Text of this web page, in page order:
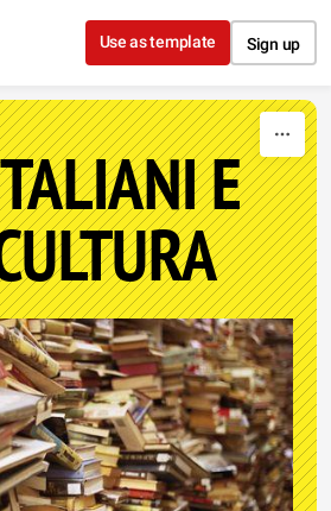
Skip to content
Use as template Sign up
E